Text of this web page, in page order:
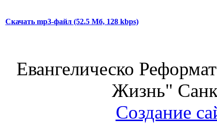
Скачать mp3-файл (52.5 Мб, 128 kbps)
Евангелическо
Жизнь"
Создание